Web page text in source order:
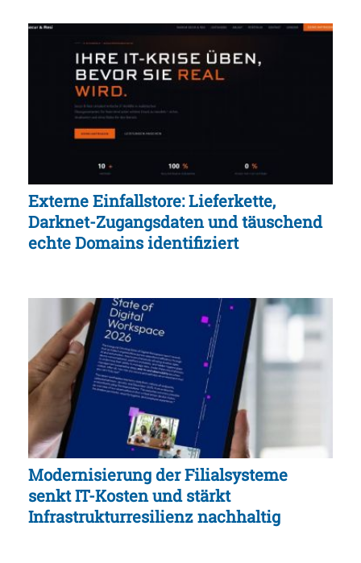
Externe Einfallstore: Lieferkette,
Darknet-Zugangsdaten und täuschend
echte Domains identifiziert
Modernisierung der Filialsysteme
senkt IT-Kosten und stärkt
Infrastrukturresilienz nachhaltig